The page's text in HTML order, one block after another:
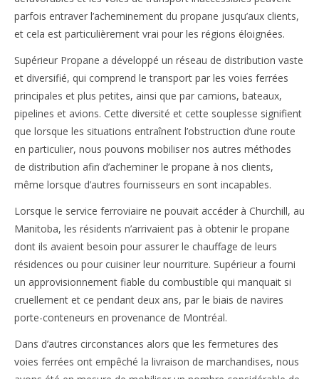
parfois entraver l’acheminement du propane jusqu’aux clients,
et cela est particulièrement vrai pour les régions éloignées.
Supérieur Propane a développé un réseau de distribution vaste
et diversifié, qui comprend le transport par les voies ferrées
principales et plus petites, ainsi que par camions, bateaux,
pipelines et avions. Cette diversité et cette souplesse signifient
que lorsque les situations entraînent l’obstruction d’une route
en particulier, nous pouvons mobiliser nos autres méthodes
de distribution afin d’acheminer le propane à nos clients,
même lorsque d’autres fournisseurs en sont incapables.
Lorsque le service ferroviaire ne pouvait accéder à Churchill, au
Manitoba, les résidents n’arrivaient pas à obtenir le propane
dont ils avaient besoin pour assurer le chauffage de leurs
résidences ou pour cuisiner leur nourriture. Supérieur a fourni
un approvisionnement fiable du combustible qui manquait si
cruellement et ce pendant deux ans, par le biais de navires
porte-conteneurs en provenance de Montréal.
Dans d’autres circonstances alors que les fermetures des
voies ferrées ont empêché la livraison de marchandises, nous